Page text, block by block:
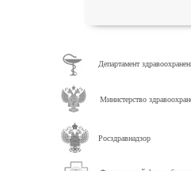
Департамент
Министерство
Росздравнадзор